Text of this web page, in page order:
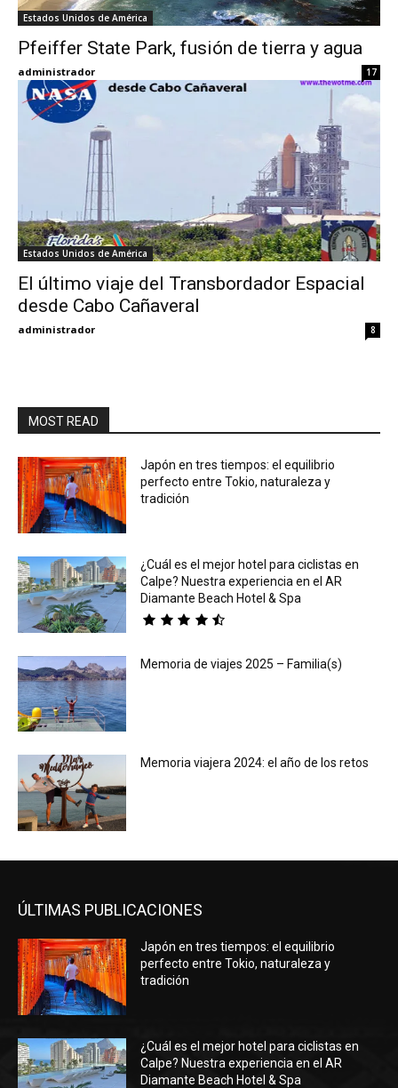
Estados Unidos de América
Pfeiffer State Park, fusión de tierra y agua
administrador 17
Estados Unidos de América
El último viaje del Transbordador Espacial
desde Cabo Cañaveral
administrador 8
MOST READ
Japón en tres tiempos: el equilibrio
perfecto entre Tokio, naturaleza y
tradición
¿Cuál es el mejor hotel para ciclistas en
Calpe? Nuestra experiencia en el AR
Diamante Beach Hotel & Spa
Memoria de viajes 2025 – Familia(s)
Memoria viajera 2024: el año de los retos
ÚLTIMAS PUBLICACIONES
Japón en tres tiempos: el equilibrio
perfecto entre Tokio, naturaleza y
tradición
¿Cuál es el mejor hotel para ciclistas en
Calpe? Nuestra experiencia en el AR
Diamante Beach Hotel & Spa